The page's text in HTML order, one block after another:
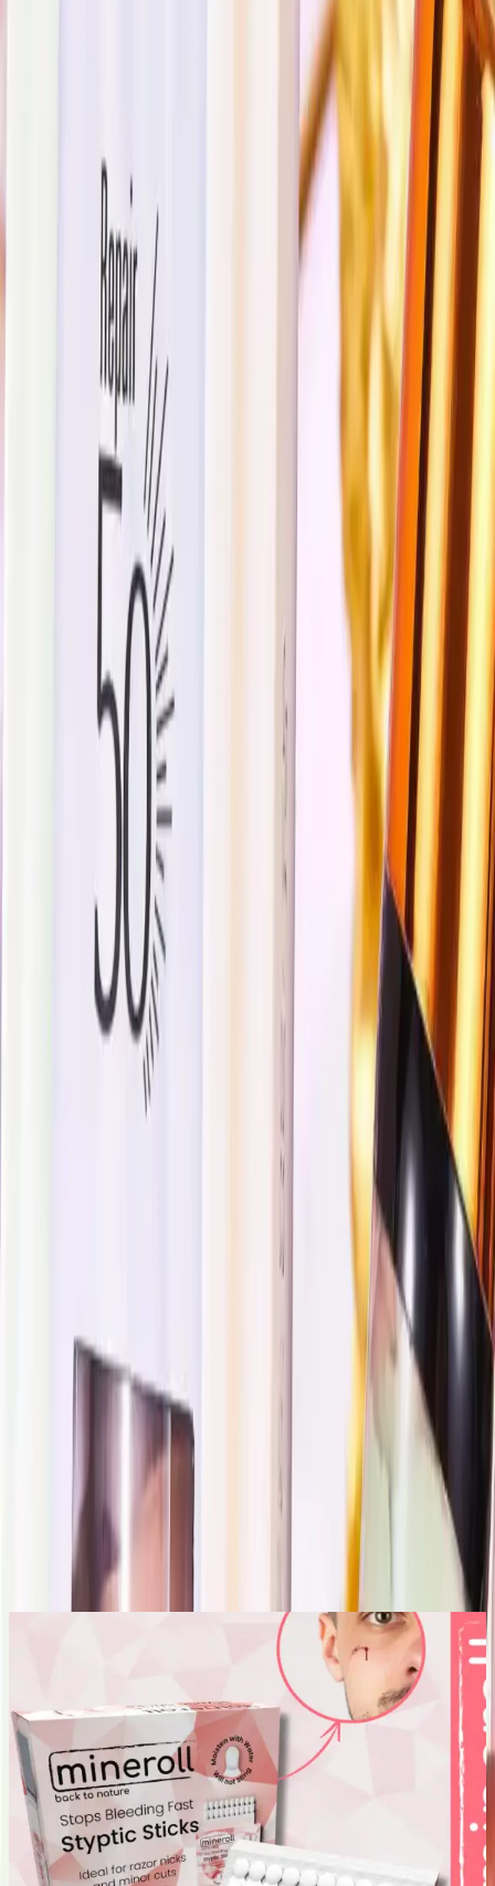
Ürünün Özellikleri ve Kullanım
Angeala Makyaj Bazı Yenileyici, tehlikeli madde içermeyen
formülüyle cilde zarar vermez ve güvenle kullanılabilir. Oda
sıcaklığında saklanması kolaydır ve kullanımı oldukça pratiktir.
Ayrıca, ürünün ambalajı turuncu renkli ve dikkat çekicidir. Bu da
kullanım sırasında kolaylık sağlar.
Çok Yönlü Kullanım
Bu ürün, özellikle makyaj öncesi uygulama için tasarlanmıştır.
Cildin nem dengesini koruyarak parlaklık ve canlılık kazandırır.
Ayrıca, cilt tonunu eşitleyerek pürüzsüz bir yüzey oluşturur. Böylece
makyajın daha doğal ve kusursuz görünmesine yardımcı olur. Ürün,
tüm cilt tiplerine uygun olmasının yanı sıra, kullanımı sırasında cildi
yumuşatır ve ciltte hoş bir his bırakır.
Müşteri Yorumları ve Değerlendirmeler
Kullanıcılar, ürünün cildi ışıl ışıl gösterdiğini ve güzel bir kapatıcılık
sağladığını belirtiyorlar. Ayrıca, nemlendirici etkisi sayesinde cildin
daha sağlıklı ve parlak göründüğünü ifade ediyorlar. Bazın
yumuşacık yapısı ve parlaklık vermesi, kullanıcıların beğenisini
kazanmış durumda. Ancak, bazı kullanıcılar ürünün küçük olduğunu
ve kapatıcılık konusunda beklentilerini tam karşılamadığını dile
Ürün Analizi ve Piyasa Konumu
Angeala Makyaj Bazı Yenileyici, 4.3 puanlık yüksek bir müşteri
memnuniyetiyle piyasada kendine sağlam bir yer edinmiş durumda.
Ürün, özellikle cilt tonunu eşitleme ve aydınlatıcı etkisiyle öne
çıkıyor. Ayrıca, fiyat avantajı ve kampanya fırsatlarıyla geniş
kitlelere ulaşmayı başarıyor.
Ürün, Tekin Onur Kozmetik tarafından gönderiliyor. Stoklar 100
adetin üzerinde tutuluyor. Satıcılar, ürünün fiyatını belirlerken,
müşteri puanları, teslimat seçenekleri ve promosyonlar gibi çeşitli
faktörleri göz önünde bulunduruyor. Ayrıca, ürünün 15 gün içinde
ücretsiz iade imkanı sunması, tüketici güvenini artırıyor.
Sonuç ve Tavsiyeler
Angeala Makyaj Bazı Yenileyici, cilt bakımında ve makyajda
kaliteyi ve güveni bir arada sunan, çok yönlü bir ürün olarak öne
çıkıyor. Cildinizi nemlendiren, tonunu eşitleyen ve doğal bir
parlaklık kazandıran bu ürün, özellikle makyaj öncesi kullanımlar
için idealdir. Kullanıcı yorumları ve yüksek müşteri memnuniyeti,
ürünün etkinliğine işaret ediyor. Her cilt tipi için uygun olması ve
tehlikeli madde içermemesi, güvenle tercih edilmesini sağlar.
Kısacası, cilt sağlığını ve görünümünü önemseyen herkesin göz
atması gereken, uygun fiyatlı ve etkili bir makyaj bazı. Doğal ve
sağlıklı bir görünüm elde etmek isteyenler için mükemmel bir
seçimdir. Unutmayın, doğru ürün kullanımıyla cildinizin güzelliği
Yorumlar:
Beğen
Ayın popüler yazıları